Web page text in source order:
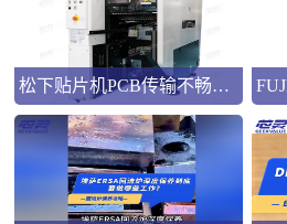
松下贴片机PCB传输不畅的原因与处理方法